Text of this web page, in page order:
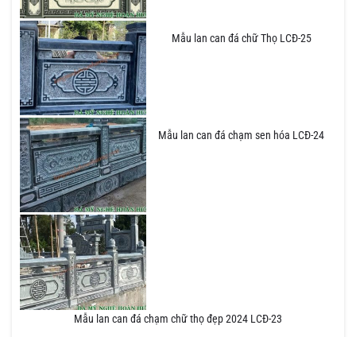
Mẫu lan can đá chữ Thọ LCĐ-25
Mẫu lan can đá chạm sen hóa LCĐ-24
Mẫu lan can đá chạm chữ thọ đẹp 2024 LCĐ-23